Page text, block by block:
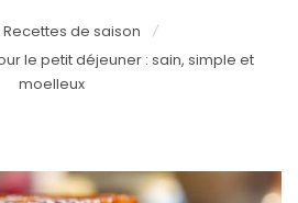
Recettes de saison
le petit déjeuner : sain, simple et
moelleux